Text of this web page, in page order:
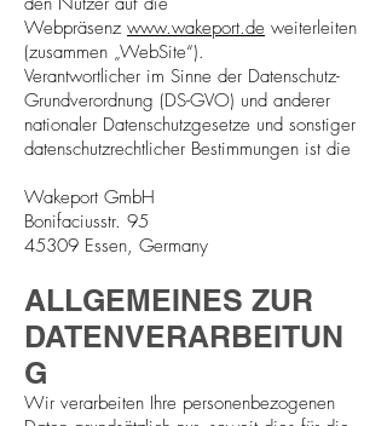
Webpräsenz www.wakeport.de weiterleiten
(zusammen „WebSite“).
Verantwortlicher im Sinne der Datenschutz-
Grundverordnung (DS-GVO) und anderer
nationaler Datenschutzgesetze und sonstiger
datenschutzrechtlicher Bestimmungen ist die
Wakeport GmbH
Bonifaciusstr. 95
45309 Essen, Germany
ALLGEMEINES ZUR
DATENVERARBEITUN
G
Wir verarbeiten Ihre personenbezogenen